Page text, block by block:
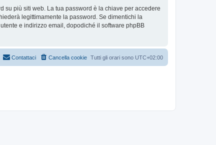
su più siti web. La tua password è la chiave per accedere
legittimamente la password. Se dimentichi la
e indirizzo email, dopodiché il software phpBB
Tutti gli orari sono UTC+02:00
Cancella cookie
Contattaci